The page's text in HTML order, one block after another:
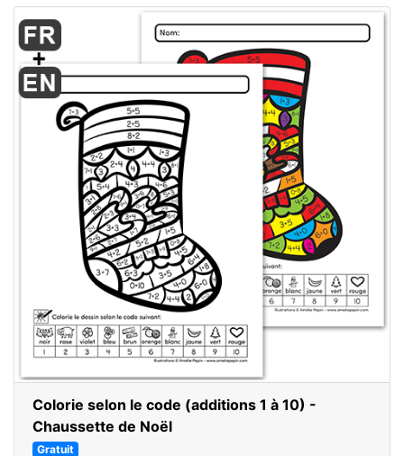
Colorie selon le code (additions 1 à 10) -
Chaussette de Noël
Gratuit